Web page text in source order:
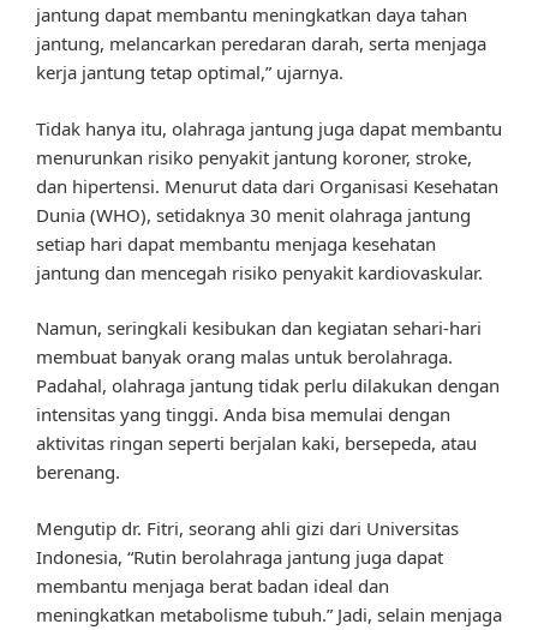
jantung dapat membantu meningkatkan daya tahan
jantung, melancarkan peredaran darah, serta menjaga
kerja jantung tetap optimal,” ujarnya.
Tidak hanya itu, olahraga jantung juga dapat membantu
menurunkan risiko penyakit jantung koroner, stroke,
dan hipertensi. Menurut data dari Organisasi Kesehatan
Dunia (WHO), setidaknya 30 menit olahraga jantung
setiap hari dapat membantu menjaga kesehatan
jantung dan mencegah risiko penyakit kardiovaskular.
Namun, seringkali kesibukan dan kegiatan sehari-hari
membuat banyak orang malas untuk berolahraga.
Padahal, olahraga jantung tidak perlu dilakukan dengan
intensitas yang tinggi. Anda bisa memulai dengan
aktivitas ringan seperti berjalan kaki, bersepeda, atau
berenang.
Mengutip dr. Fitri, seorang ahli gizi dari Universitas
Indonesia, “Rutin berolahraga jantung juga dapat
membantu menjaga berat badan ideal dan
meningkatkan metabolisme tubuh.” Jadi, selain menjaga